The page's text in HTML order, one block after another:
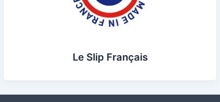
Le Slip Français